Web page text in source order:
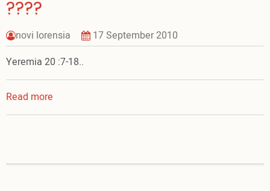
????
novi lorensia
17 September 2010
Yeremia 20 :7-18..
Read more
capek